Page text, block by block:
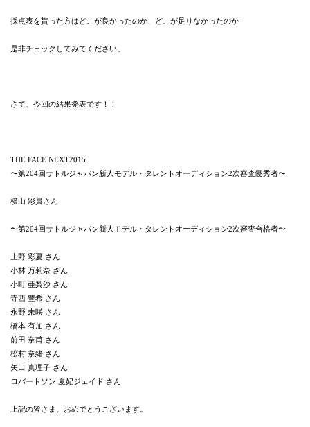
採点表を貰った方はどこが良かったのか、どこが足りなかったのか
是非チェックしてみてください。
さて、今回の結果発表です！！
THE FACE NEXT2015
〜第204回サトルジャパン新人モデル・タレントオーディション2次審査優秀者〜
横山 彩貴さん
〜第204回サトルジャパン新人モデル・タレントオーディション2次審査合格者〜
上野 彩夏 さん
小林 万莉奈 さん
小町 亜梨沙 さん
寺西 豊希 さん
永野 未咲 さん
橋本 有加 さん
前田 奈甫 さん
松村 奈緒 さん
矢口 真理子 さん
ロバートソン 夏妃ジェイド さん
上記の皆さま、おめでとうございます。